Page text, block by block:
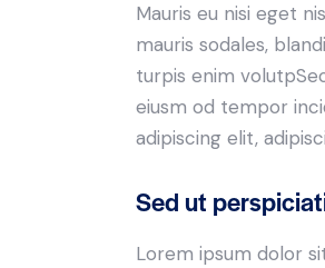
Mauris eu nisi eget
mauris sodales,
turpis enim
eiusm od tempor
adipiscing elit,
Sed ut
Lorem ipsum dolor